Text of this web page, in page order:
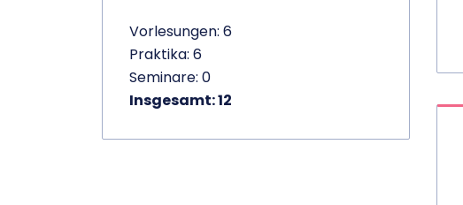
Vorlesungen: 6
Praktika: 6
Seminare: 0
Insgesamt: 12